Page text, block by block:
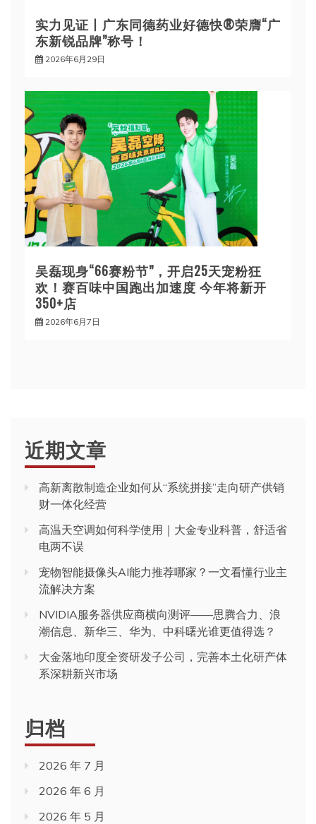
实力见证丨广东同德药业好德快®荣膺“广
东新锐品牌”称号！
2026年6月29日
吴磊现身“66赛粉节”，开启25天宠粉狂
欢！赛百味中国跑出加速度 今年将新开
350+店
2026年6月7日
近期文章
高新离散制造企业如何从“系统拼接”走向研产供销
财一体化经营
高温天空调如何科学使用｜大金专业科普，舒适省
电两不误
宠物智能摄像头AI能力推荐哪家？一文看懂行业主
流解决方案
NVIDIA服务器供应商横向测评——思腾合力、浪
潮信息、新华三、华为、中科曙光谁更值得选？
大金落地印度全资研发子公司，完善本土化研产体
系深耕新兴市场
归档
2026 年 7 月
2026 年 6 月
2026 年 5 月